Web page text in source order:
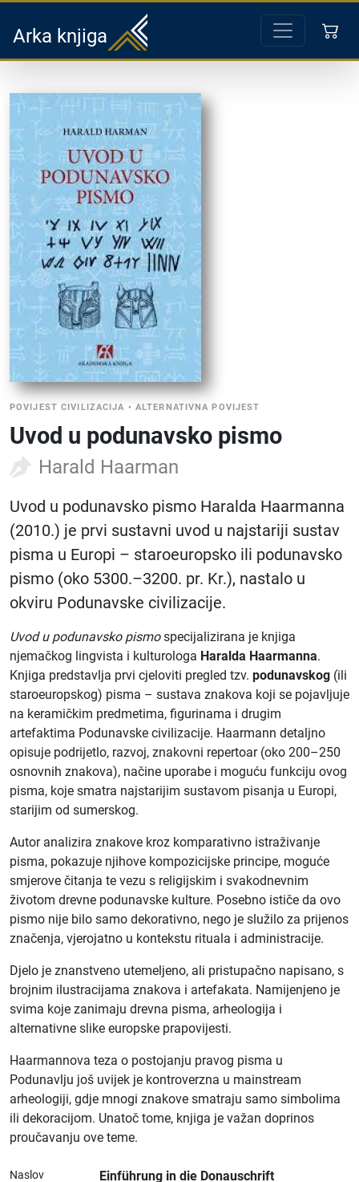
Arka knjiga
POVIJEST CIVILIZACIJA • ALTERNATIVNA POVIJEST
Uvod u podunavsko pismo
Harald Haarman
Uvod u podunavsko pismo Haralda Haarmanna
(2010.) je prvi sustavni uvod u najstariji sustav
pisma u Europi – staroeuropsko ili podunavsko
pismo (oko 5300.–3200. pr. Kr.), nastalo u
okviru Podunavske civilizacije.
Uvod u podunavsko pismospecijalizirana je knjiga
njemačkog lingvista i kulturologa Haralda Haarmanna.
Knjiga predstavlja prvi cjeloviti pregled tzv. podunavskog (ili
staroeuropskog) pisma – sustava znakova koji se pojavljuje
na keramičkim predmetima, figurinama i drugim
artefaktima Podunavske civilizacije. Haarmann detaljno
opisuje podrijetlo, razvoj, znakovni repertoar (oko 200–250
osnovnih znakova), načine uporabe i moguću funkciju ovog
pisma, koje smatra najstarijim sustavom pisanja u Europi,
starijim od sumerskog.
Autor analizira znakove kroz komparativno istraživanje
pisma, pokazuje njihove kompozicijske principe, moguće
smjerove čitanja te vezu s religijskim i svakodnevnim
životom drevne podunavske kulture. Posebno ističe da ovo
pismo nije bilo samo dekorativno, nego je služilo za prijenos
značenja, vjerojatno u kontekstu rituala i administracije.
Djelo je znanstveno utemeljeno, ali pristupačno napisano, s
brojnim ilustracijama znakova i artefakata. Namijenjeno je
svima koje zanimaju drevna pisma, arheologija i
alternativne slike europske prapovijesti.
Haarmannova teza o postojanju pravog pisma u
Podunavlju još uvijek je kontroverzna u mainstream
arheologiji, gdje mnogi znakove smatraju samo simbolima
ili dekoracijom. Unatoč tome, knjiga je važan doprinos
proučavanju ove teme.
Naslov
Einführung in die Donauschrift